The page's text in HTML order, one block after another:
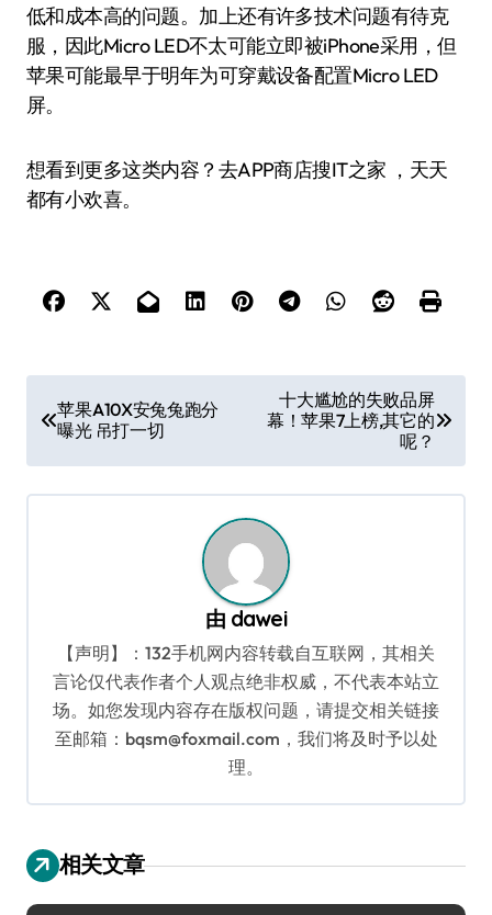
低和成本高的问题。加上还有许多技术问题有待克
服，因此Micro LED不太可能立即被iPhone采用，但
苹果可能最早于明年为可穿戴设备配置Micro LED
屏。
想看到更多这类内容？去APP商店搜IT之家 ，天天
都有小欢喜。
章
导
航
苹果A10X安兔兔跑分
曝光 吊打一切
十大尴尬的失败品屏
幕！苹果7上榜,其它的
呢？
由 dawei
【声明】：132手机网内容转载自互联网，其相关
言论仅代表作者个人观点绝非权威，不代表本站立
场。如您发现内容存在版权问题，请提交相关链接
至邮箱：bqsm@foxmail.com，我们将及时予以处
理。
相关文章